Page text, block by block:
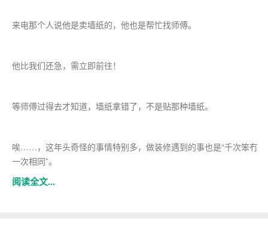
来电那个人说他是卖墙纸的，他也是帮忙找师傅。
他比我们还急，需立即前往！
等师傅过得去才知道，墙纸拿错了，不是贴那种墙纸。
唉……，这年头奇怪的事情特别多，做装修遇到的事也是“千次笨冇
一次相同”。
阅读全文...